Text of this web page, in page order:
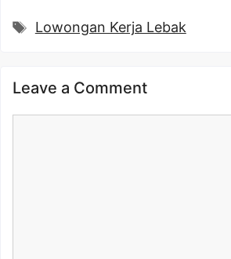
Tags
Lowongan Kerja Lebak
Leave a Comment